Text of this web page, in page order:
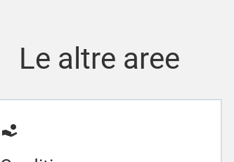
Le altre aree